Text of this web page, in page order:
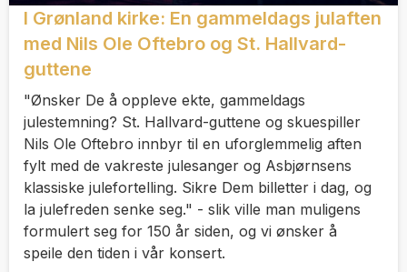
I Grønland kirke: En gammeldags julaften
med Nils Ole Oftebro og St. Hallvard-
guttene
"Ønsker De å oppleve ekte, gammeldags
julestemning? St. Hallvard-guttene og skuespiller
Nils Ole Oftebro innbyr til en uforglemmelig aften
fylt med de vakreste julesanger og Asbjørnsens
klassiske julefortelling. Sikre Dem billetter i dag, og
la julefreden senke seg." - slik ville man muligens
formulert seg for 150 år siden, og vi ønsker å
speile den tiden i vår konsert.